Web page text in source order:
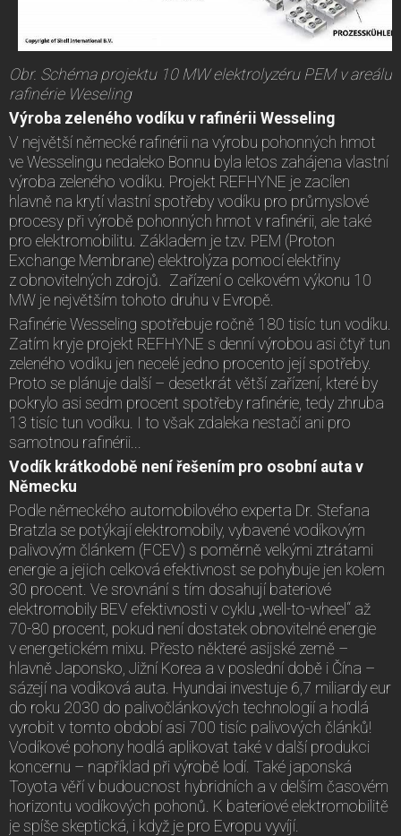
Obr. Schéma projektu 10 MW elektrolyzéru PEM v areálu
rafinérie Weseling
Výroba zeleného vodíku v rafinérii Wesseling
V největší německé rafinérii na výrobu pohonných hmot
ve Wesselingu nedaleko Bonnu byla letos zahájena vlastní
výroba zeleného vodíku. Projekt REFHYNE je zacílen
hlavně na krytí vlastní spotřeby vodíku pro průmyslové
procesy při výrobě pohonných hmot v rafinérii, ale také
pro elektromobilitu. Základem je tzv. PEM (Proton
Exchange Membrane) elektrolýza pomocí elektřiny
z obnovitelných zdrojů. Zařízení o celkovém výkonu 10
MW je největším tohoto druhu v Evropě.
Rafinérie Wesseling spotřebuje ročně 180 tisíc tun vodíku.
Zatím kryje projekt REFHYNE s denní výrobou asi čtyř tun
zeleného vodíku jen necelé jedno procento její spotřeby.
Proto se plánuje další – desetkrát větší zařízení, které by
pokrylo asi sedm procent spotřeby rafinérie, tedy zhruba
13 tisíc tun vodíku. I to však zdaleka nestačí ani pro
samotnou rafinérii...
Vodík krátkodobě není řešením pro osobní auta v
Německu
Podle německého automobilového experta Dr. Stefana
Bratzla se potýkají elektromobily, vybavené vodíkovým
palivovým článkem (FCEV) s poměrně velkými ztrátami
energie a jejich celková efektivnost se pohybuje jen kolem
30 procent. Ve srovnání s tím dosahují bateriové
elektromobily BEV efektivnosti v cyklu „well-to-wheel“ až
70-80 procent, pokud není dostatek obnovitelné energie
v energetickém mixu. Přesto některé asijské země –
hlavně Japonsko, Jižní Korea a v poslední době i Čína –
sázejí na vodíková auta. Hyundai investuje 6,7 miliardy eur
do roku 2030 do palivočlánkových technologií a hodlá
vyrobit v tomto období asi 700 tisíc palivových článků!
Vodíkové pohony hodlá aplikovat také v další produkci
koncernu – například při výrobě lodí. Také japonská
Toyota věří v budoucnost hybridních a v delším časovém
horizontu vodíkových pohonů. K bateriové elektromobilitě
je spíše skeptická, i když je pro Evropu vyvíjí.